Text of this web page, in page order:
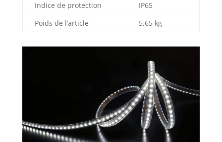
Indice de protection
IP65
Poids de l’article
5,65 kg